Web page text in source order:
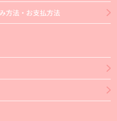
方法・お支払方法